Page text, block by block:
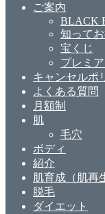
ご案内
BLACK
知って
宝くじ
プレミ
キャンセルポ
よくある質問
月額制
肌
毛穴
ボディ
紹介
肌育成（肌再
脱毛
ダイエット